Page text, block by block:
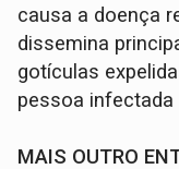
causa a doença
dissemina
gotículas
pessoa
MAIS OUTRO